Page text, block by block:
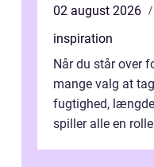
02 august 2026
inspiration
Når du står over
mange valg at
fugtighed,
spiller alle en